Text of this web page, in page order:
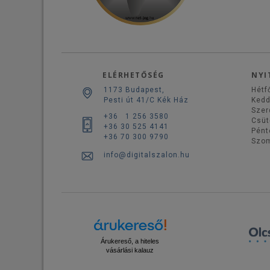
ELÉRHETŐSÉG
1173 Budapest,
Pesti út 41/C Kék Ház
+36 1 256 3580
+36 30 525 4141
+36 70 300 9790
info@digitalszalon.hu
Kedd
Árukereső, a hiteles
vásárlási kalauz